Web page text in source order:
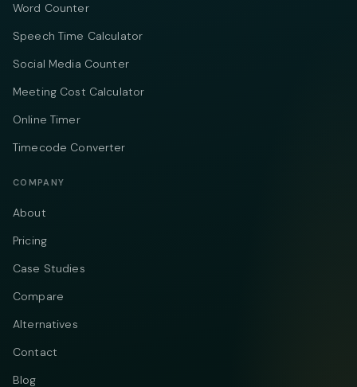
Word Counter
Speech Time Calculator
Social Media Counter
Meeting Cost Calculator
Online Timer
Timecode Converter
COMPANY
About
Pricing
Case Studies
Compare
Alternatives
Contact
Blog